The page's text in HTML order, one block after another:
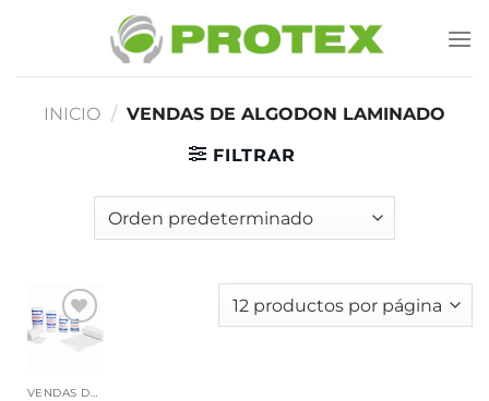
INICIO / VENDAS DE ALGODON LAMINADO
FILTRAR
Añadir
VENDAS DE ALGODON LAMINADO